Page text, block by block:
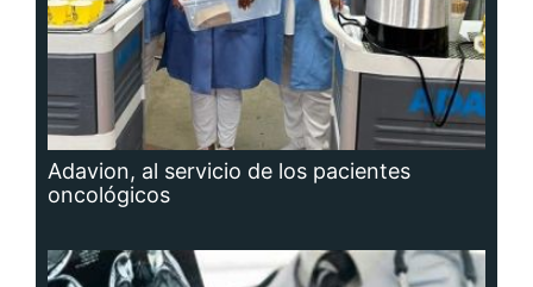
Adavion, al servicio de los pacientes
oncológicos